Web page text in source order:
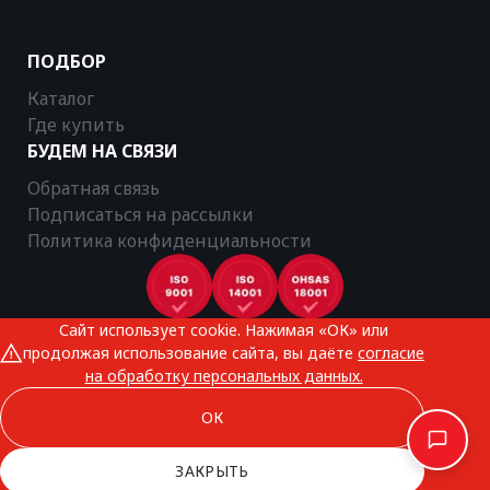
ПОДБОР
Каталог
Где купить
БУДЕМ НА СВЯЗИ
Обратная связь
Подписаться на рассылки
Политика конфиденциальности
CTR © 2025
Все права защищены
Сайт использует cookie. Нажимая «ОК» или
продолжая использование сайта, вы даёте согласие
на обработку персональных данных.
ОК
ЗАКРЫТЬ